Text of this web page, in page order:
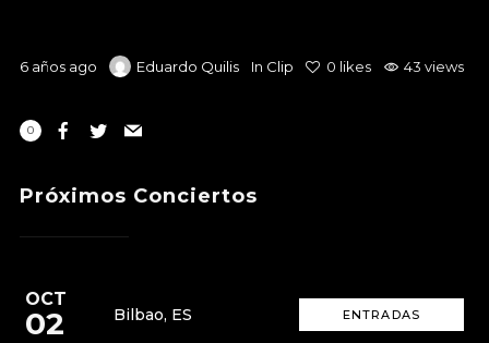
6 años ago Eduardo Quilis In Clip 0 likes 43 views
0
Próximos Conciertos
OCT
02 Bilbao, ES ENTRADAS